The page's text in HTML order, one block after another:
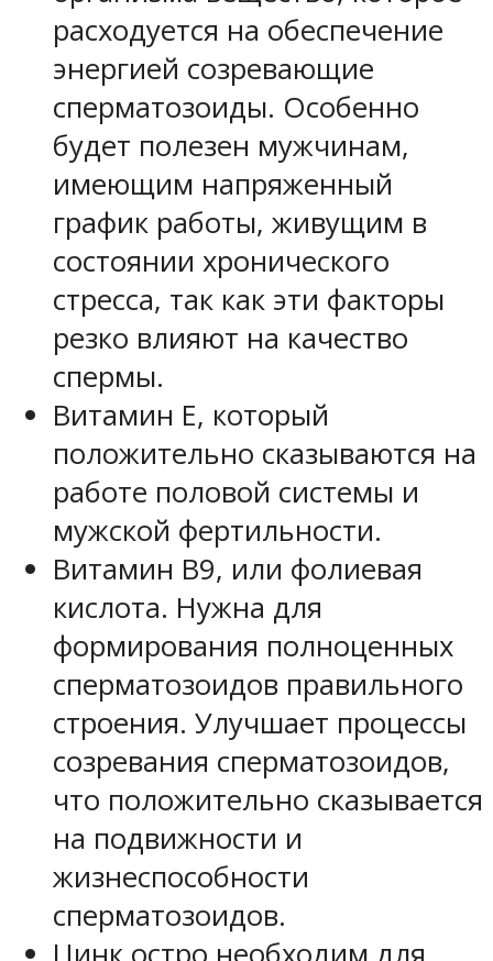
расходуется на обеспечение
энергией созревающие
сперматозоиды. Особенно
будет полезен мужчинам,
имеющим напряженный
график работы, живущим в
состоянии хронического
стресса, так как эти факторы
резко влияют на качество
спермы.
Витамин Е, который
положительно сказываются на
работе половой системы и
мужской фертильности.
Витамин В9, или фолиевая
кислота. Нужна для
формирования полноценных
сперматозоидов правильного
строения. Улучшает процессы
созревания сперматозоидов,
что положительно сказывается
на подвижности и
жизнеспособности
сперматозоидов.